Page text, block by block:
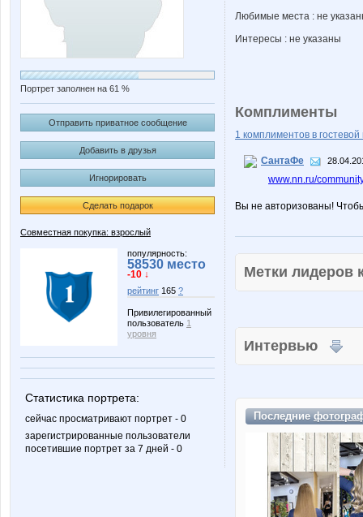
Портрет заполнен на 61 %
Отправить приватное сообщение
Добавить в друзья
Игнорировать
Сделать подарок
Совместная покупка: взрослый
популярность:
58530 место
-10 ↓
рейтинг 165 ?
Привилегированный
пользователь 1
уровня
Статистика портрета:
сейчас просматривают портрет - 0
зарегистрированные пользователи
посетившие портрет за 7 дней - 0
Любимые места : не
Интересы : не указаны
Комплименты
1 комплиментов в гостевой
СантаФе
www.nn.ru/
Вы не авторизованы!
Метки
Интервью
Последние